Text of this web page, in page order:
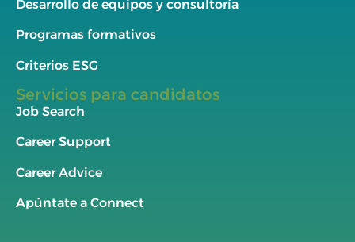
Desarrollo de equipos y consultoría
Programas formativos
Criterios ESG
Servicios para candidatos
Job Search
Career Support
Career Advice
Apúntate a Connect